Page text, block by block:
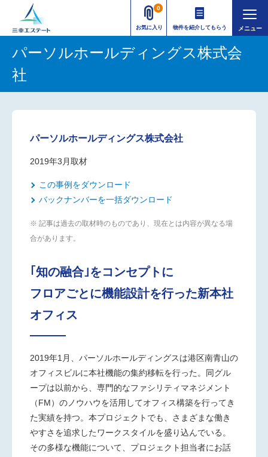
お気に入り
0
物件を紹介してもらう
パーソルホールディングス株式会
社
パーソルホールディングス株式会社
2019年3月取材
この事例をダウンロード
バックナンバーを一括ダウンロード
※ 記事は過去の取材時のものであり、現在とは内容が異なる場
合があります。
｢知の融合｣をコンセプトに
フロアごとに機能設計を行った新本社
オフィス
2019年1月、パーソルホールディングスは港区南青山の
オフィスビルに本社機能の集約移転を行った。同グル
ープは以前から、専門的なファシリティマネジメント
（FM）のノウハウを活用してオフィス構築を行ってき
た実績を持つ。本プロジェクトでも、さまざまな働き
やすさを追求したワークスタイルを盛り込んでいる。
その多様な機能について、プロジェクト担当者にお話